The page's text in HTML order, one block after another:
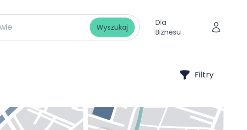
Wyszukaj
Dla
Biznesu
Filtry